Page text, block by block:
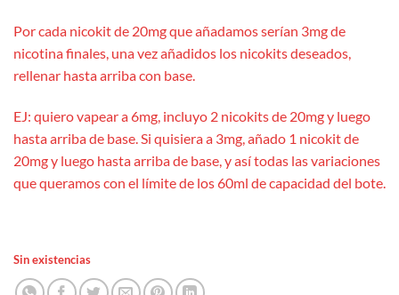
Por cada nicokit de 20mg que añadamos serían 3mg de
nicotina finales, una vez añadidos los nicokits deseados,
rellenar hasta arriba con base.
EJ: quiero vapear a 6mg, incluyo 2 nicokits de 20mg y luego
hasta arriba de base. Si quisiera a 3mg, añado 1 nicokit de
20mg y luego hasta arriba de base, y así todas las variaciones
que queramos con el límite de los 60ml de capacidad del bote.
Sin existencias